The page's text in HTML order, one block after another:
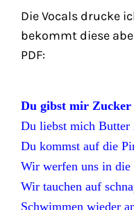
Die Vocals drucke
bekommt diese
PDF:
Du gibst mir
Du liebst mich
Du kommst auf die
Wir werfen uns in
Wir tauchen auf
Schwimmen wieder